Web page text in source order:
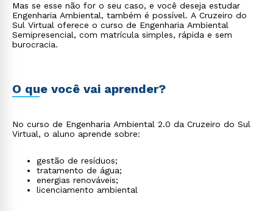
Mas se esse não for o seu caso, e você deseja estudar
Engenharia Ambiental, também é possível. A Cruzeiro do
Sul Virtual oferece o curso de Engenharia Ambiental
Semipresencial, com matrícula simples, rápida e sem
burocracia.
O que você vai aprender?
No curso de Engenharia Ambiental 2.0 da Cruzeiro do Sul
Virtual, o aluno aprende sobre:
gestão de resíduos;
tratamento de água;
energias renováveis;
licenciamento ambiental